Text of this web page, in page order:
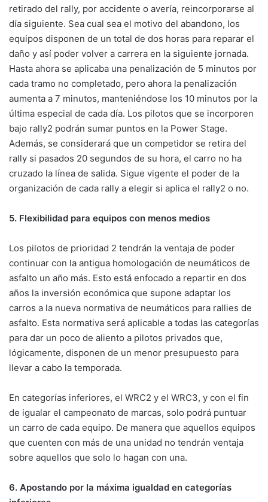
retirado del rally, por accidente o avería, reincorporarse al
día siguiente. Sea cual sea el motivo del abandono, los
equipos disponen de un total de dos horas para reparar el
daño y así poder volver a carrera en la siguiente jornada.
Hasta ahora se aplicaba una penalización de 5 minutos por
cada tramo no completado, pero ahora la penalización
aumenta a 7 minutos, manteniéndose los 10 minutos por la
última especial de cada día. Los pilotos que se incorporen
bajo rally2 podrán sumar puntos en la Power Stage.
Además, se considerará que un competidor se retira del
rally si pasados 20 segundos de su hora, el carro no ha
cruzado la línea de salida. Sigue vigente el poder de la
organización de cada rally a elegir si aplica el rally2 o no.
5. Flexibilidad para equipos con menos medios
Los pilotos de prioridad 2 tendrán la ventaja de poder
continuar con la antigua homologación de neumáticos de
asfalto un año más. Esto está enfocado a repartir en dos
años la inversión económica que supone adaptar los
carros a la nueva normativa de neumáticos para rallies de
asfalto. Esta normativa será aplicable a todas las categorías
para dar un poco de aliento a pilotos privados que,
lógicamente, disponen de un menor presupuesto para
llevar a cabo la temporada.
En categorías inferiores, el WRC2 y el WRC3, y con el fin
de igualar el campeonato de marcas, solo podrá puntuar
un carro de cada equipo. De manera que aquellos equipos
que cuenten con más de una unidad no tendrán ventaja
sobre aquellos que solo lo hagan con una.
6. Apostando por la máxima igualdad en categorías